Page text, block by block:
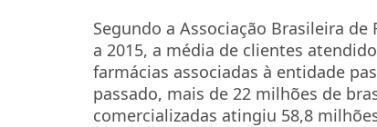
Segundo a Associação Brasileira de
a 2015, a média de clientes
farmácias associadas à entidade
passado, mais de 22 milhões de
comercializadas atingiu 58,8